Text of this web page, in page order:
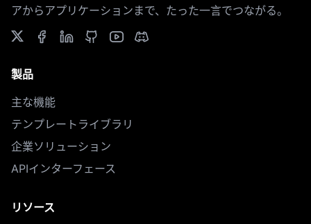
アからアプリケーションまで、たった一言でつながる。
製品
主な機能
テンプレートライブラリ
企業ソリューション
APIインターフェース
リソース